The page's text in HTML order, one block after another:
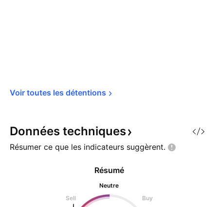
Voir toutes les détentions
Données techniques
Résumer ce que les indicateurs suggèrent.
Résumé
Neutre
Sell
Buy